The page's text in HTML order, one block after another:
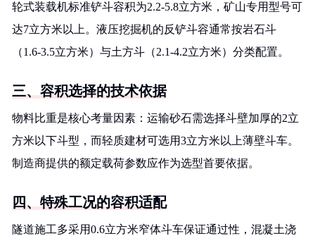
轮式装载机标准铲斗容积为2.2-5.8立方米，矿山专用型号可
达7立方米以上。液压挖掘机的反铲斗容通常按岩石斗
（1.6-3.5立方米）与土方斗（2.1-4.2立方米）分类配置。
三、容积选择的技术依据
物料比重是核心考量因素：运输砂石需选择斗壁加厚的2立
方米以下斗型，而轻质建材可选用3立方米以上薄壁斗车。
制造商提供的额定载荷参数应作为选型首要依据。
四、特殊工况的容积适配
隧道施工多采用0.6立方米窄体斗车保证通过性，混凝土浇